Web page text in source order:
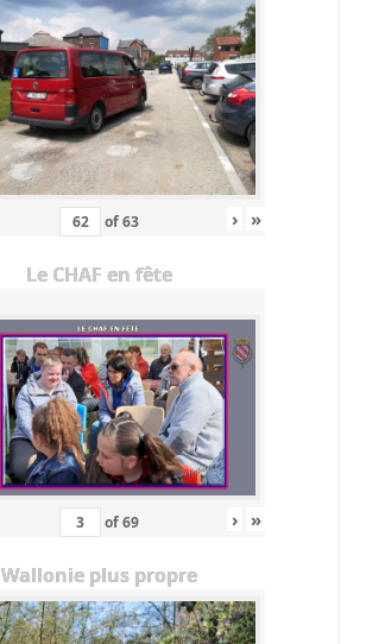
of63 › »
Le CHAF en fête
of69 › »
Wallonie plus propre